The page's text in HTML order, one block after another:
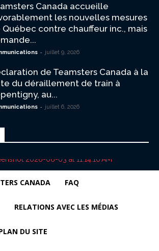
Canada accueille
les nouvelles mesures
Québec contre chauffeur inc., mais
- juillet 9, 2026
de Teamsters Canada à la
du déraillement de train à
au...
- juillet 6, 2026
CANADA FAQ
RELATIONS AVEC LES MÉDIAS
DU SITE